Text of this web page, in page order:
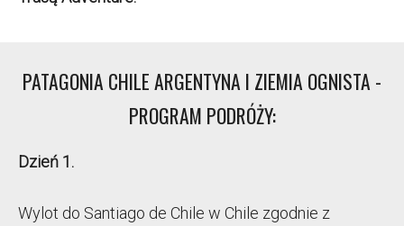
PATAGONIA CHILE ARGENTYNA I ZIEMIA OGNISTA -
PROGRAM PODRÓŻY:
Dzień 1.
Wylot do Santiago de Chile w Chile zgodnie z